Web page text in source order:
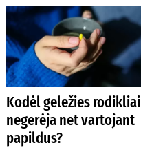
Kodėl geležies rodikliai
negerėja net vartojant
papildus?